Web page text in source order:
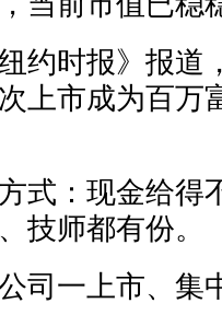
约时报》报道
上市成为百万
式：现金给得
技师都有份。
司一上市、集